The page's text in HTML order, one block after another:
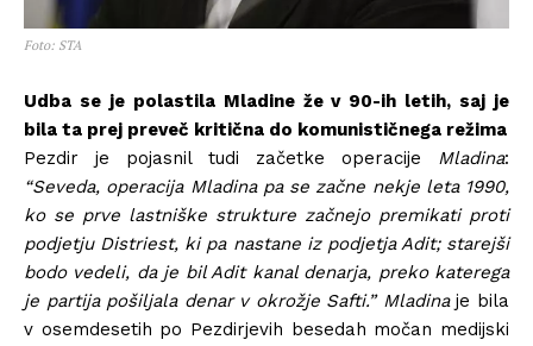
Foto: STA
Udba se je polastila Mladine že v 90-ih letih, saj je
bila ta prej preveč kritična do komunističnega režima
Pezdir je pojasnil tudi začetke operacije Mladina:
“Seveda, operacija Mladina pa se začne nekje leta 1990,
ko se prve lastniške strukture začnejo premikati proti
podjetju Distriest, ki pa nastane iz podjetja Adit; starejši
bodo vedeli, da je bil Adit kanal denarja, preko katerega
je partija pošiljala denar v okrožje Safti.” Mladinaje bila
v osemdesetih po Pezdirjevih besedah močan medijski